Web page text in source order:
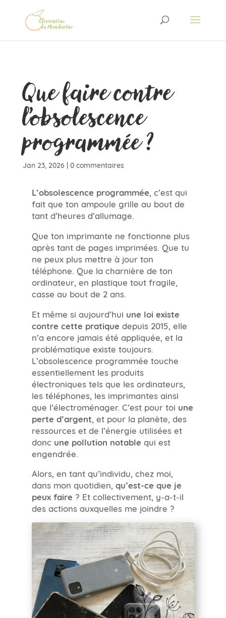
Que faire contre
l’obsolescence
programmée ?
Jan 23, 2026 | 0 commentaires
L’obsolescence programmée, c’est qui
fait que ton ampoule grille au bout de
tant d’heures d’allumage.
Que ton imprimante ne fonctionne plus
après tant de pages imprimées. Que tu
ne peux plus mettre à jour ton
téléphone. Que la charnière de ton
ordinateur, en plastique tout fragile,
casse au bout de 2 ans.
Et même si aujourd’hui une loi existe
contre cette pratique depuis 2015, elle
n’a encore jamais été appliquée, et la
problématique existe toujours.
L’obsolescence programmée touche
essentiellement les produits
électroniques tels que les ordinateurs,
les téléphones, les imprimantes ainsi
que l’électroménager. C’est pour toi une
perte d’argent , et pour la planète, des
ressources et de l’énergie utilisées et
donc une pollution notable qui est
engendrée.
Alors, en tant qu’individu, chez moi,
dans mon quotidien, qu’est-ce que je
peux faire ? Et collectivement, y-a-t-il
des actions auxquelles me joindre ?